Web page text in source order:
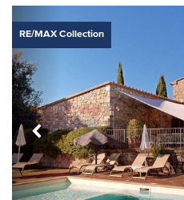
RE/MAX Collection